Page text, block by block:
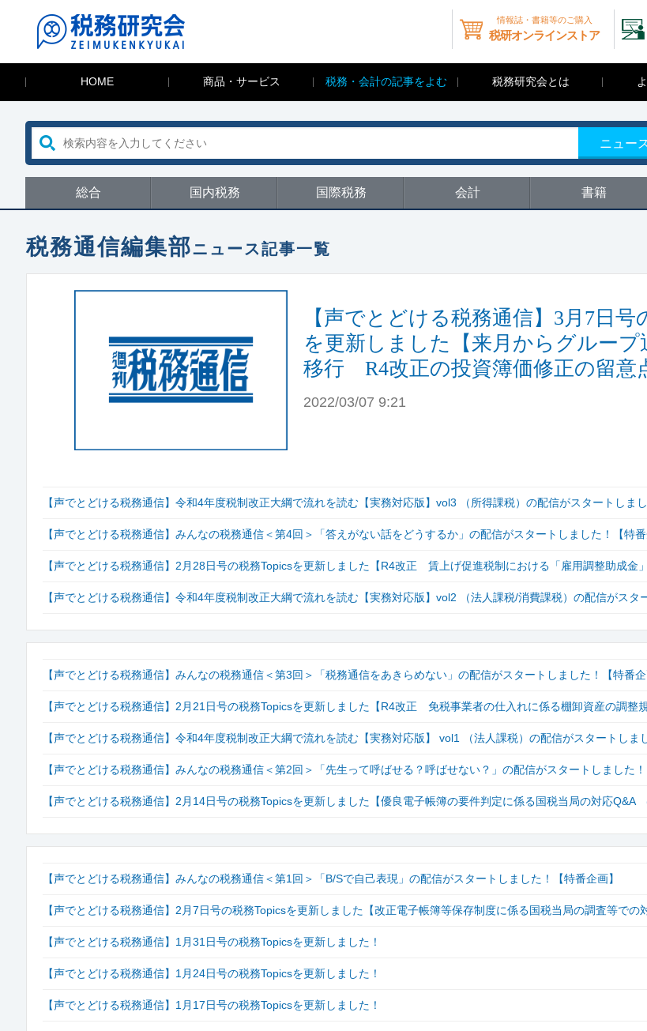
情報誌・書籍等のご購入
税研オンラインストア
HOME 商品・サービス 税務・会計の記事をよむ 税務研究会とは
ニュー
総合 国内税務 国際税務 会計 書籍
税務通信編集部ニュース記事一覧
【声でとどける税務通信】3月7日号
を更新しました【来月からグループ
移行 R4改正の投資簿価修正の留意
2022/03/07 9:21
【声でとどける税務通信】令和4年度税制改正大綱で流れを読む【実務対応版】vol3 （所得課税）の配信がスタートしまし
【声でとどける税務通信】みんなの税務通信＜第4回＞「答えがない話をどうするか」の配信がスタートしました！【特番
【声でとどける税務通信】2月28日号の税務Topicsを更新しました【R4改正 賃上げ促進税制における「雇用調整助成金
【声でとどける税務通信】令和4年度税制改正大綱で流れを読む【実務対応版】vol2 （法人課税/消費課税）の配信がスタ
【声でとどける税務通信】みんなの税務通信＜第3回＞「税務通信をあきらめない」の配信がスタートしました！【特番企
【声でとどける税務通信】2月21日号の税務Topicsを更新しました【R4改正 免税事業者の仕入れに係る棚卸資産の調
【声でとどける税務通信】令和4年度税制改正大綱で流れを読む【実務対応版】 vol1 （法人課税）の配信がスタートしま
【声でとどける税務通信】みんなの税務通信＜第2回＞「先生って呼ばせる？呼ばせない？」の配信がスタートしました！
【声でとどける税務通信】2月14日号の税務Topicsを更新しました【優良電子帳簿の要件判定に係る国税当局の対応Q&A
【声でとどける税務通信】みんなの税務通信＜第1回＞「B/Sで自己表現」の配信がスタートしました！【特番企画】
【声でとどける税務通信】2月7日号の税務Topicsを更新しました【改正電子帳簿等保存制度に係る国税当局の調査等での
【声でとどける税務通信】1月31日号の税務Topicsを更新しました！
【声でとどける税務通信】1月24日号の税務Topicsを更新しました！
【声でとどける税務通信】1月17日号の税務Topicsを更新しました！